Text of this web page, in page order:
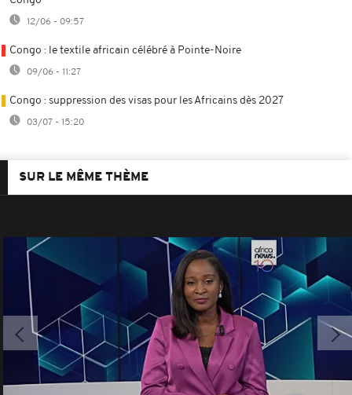
12/06 - 09:57
Congo : le textile africain célébré à Pointe-Noire
09/06 - 11:27
Congo : suppression des visas pour les Africains dès 2027
03/07 - 15:20
SUR LE MÊME THÈME